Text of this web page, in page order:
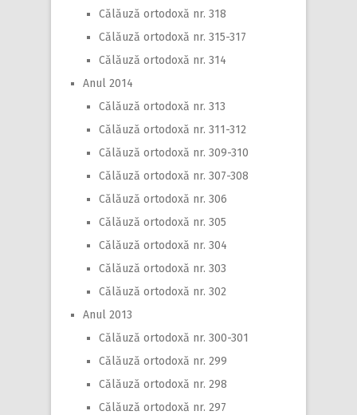
Călăuză ortodoxă nr. 318
Călăuză ortodoxă nr. 315-317
Călăuză ortodoxă nr. 314
Anul 2014
Călăuză ortodoxă nr. 313
Călăuză ortodoxă nr. 311-312
Călăuză ortodoxă nr. 309-310
Călăuză ortodoxă nr. 307-308
Călăuză ortodoxă nr. 306
Călăuză ortodoxă nr. 305
Călăuză ortodoxă nr. 304
Călăuză ortodoxă nr. 303
Călăuză ortodoxă nr. 302
Anul 2013
Călăuză ortodoxă nr. 300-301
Călăuză ortodoxă nr. 299
Călăuză ortodoxă nr. 298
Călăuză ortodoxă nr. 297